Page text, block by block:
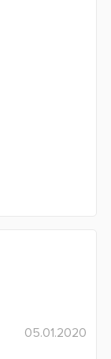
05.01.2020